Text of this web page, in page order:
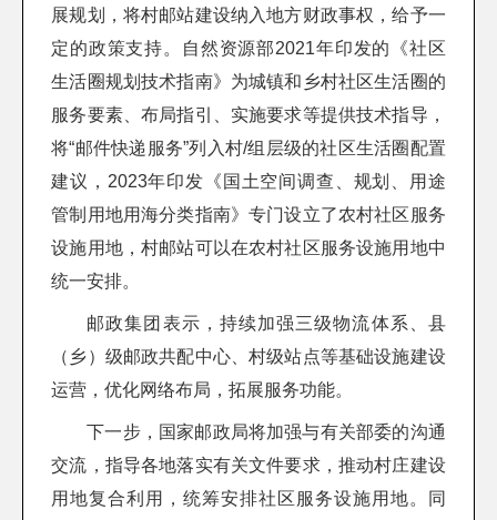
展规划，将村邮站建设纳入地方财政事权，给予一
定的政策支持。自然资源部2021年印发的《社区
生活圈规划技术指南》为城镇和乡村社区生活圈的
服务要素、布局指引、实施要求等提供技术指导，
将“邮件快递服务”列入村/组层级的社区生活圈配置
建议，2023年印发《国土空间调查、规划、用途
管制用地用海分类指南》专门设立了农村社区服务
设施用地，村邮站可以在农村社区服务设施用地中
统一安排。
邮政集团表示，持续加强三级物流体系、县
（乡）级邮政共配中心、村级站点等基础设施建设
运营，优化网络布局，拓展服务功能。
下一步，国家邮政局将加强与有关部委的沟通
交流，指导各地落实有关文件要求，推动村庄建设
用地复合利用，统筹安排社区服务设施用地。同